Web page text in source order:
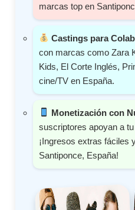
marcas top en
Castings para
con marcas como Zara
Kids, El Corte Inglés,
cine/TV en España.
Monetización con
suscriptores apoyan a
¡Ingresos extras fáciles
Santiponce, España!